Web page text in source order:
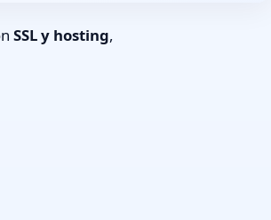
SSL y hosting,